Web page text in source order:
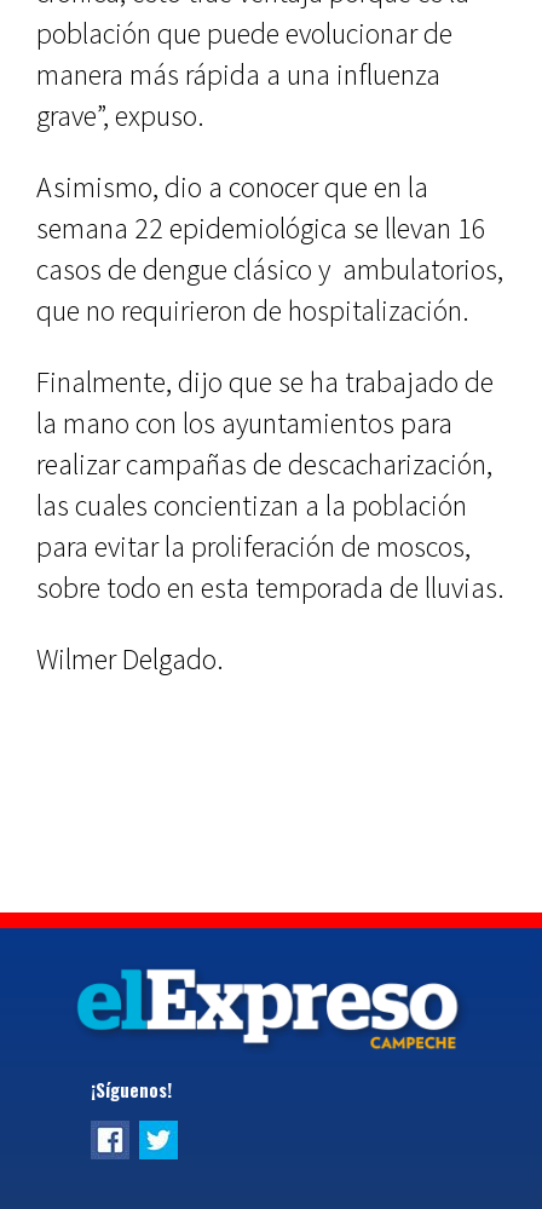
población que puede evolucionar de
manera más rápida a una influenza
grave”, expuso.
Asimismo, dio a conocer que en la
semana 22 epidemiológica se llevan 16
casos de dengue clásico y ambulatorios,
que no requirieron de hospitalización.
Finalmente, dijo que se ha trabajado de
la mano con los ayuntamientos para
realizar campañas de descacharización,
las cuales concientizan a la población
para evitar la proliferación de moscos,
sobre todo en esta temporada de lluvias.
Wilmer Delgado.
¡Síguenos!